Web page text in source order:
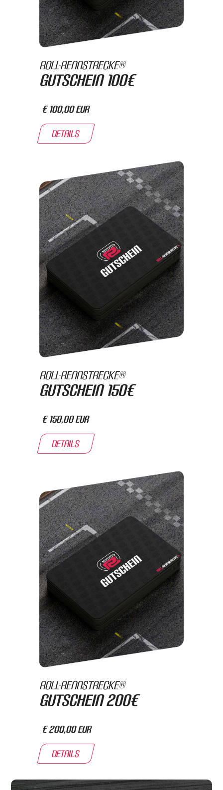
Roll-Rennstrecke®
Gutschein 100€
€ 100,00 EUR
Details
Roll-Rennstrecke®
Gutschein 150€
€ 150,00 EUR
Details
Roll-Rennstrecke®
Gutschein 200€
€ 200,00 EUR
Details